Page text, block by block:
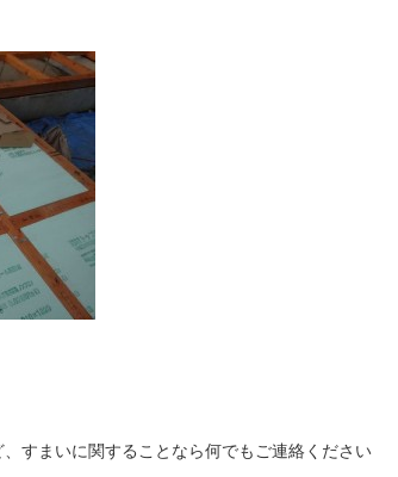
すまいに関することなら何でもご連絡ください